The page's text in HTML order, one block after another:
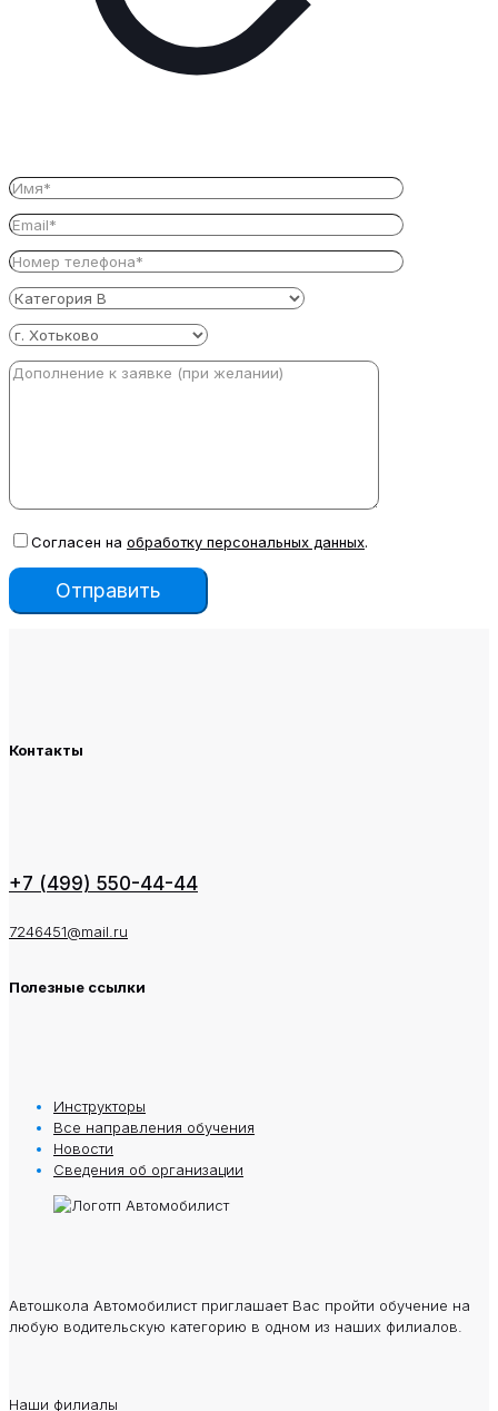
Согласен на обработку персональных данных.
Контакты
+7 (499) 550-44-44
7246451@mail.ru
Полезные ссылки
Инструкторы
Все направления обучения
Новости
Сведения oб oрганизации
Автошкола Автомобилист приглашает Вас пройти обучение на
любую водительскую категорию в одном из наших филиалов.
Наши филиалы